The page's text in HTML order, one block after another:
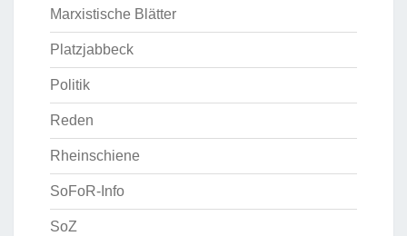
Marxistische Blätter
Platzjabbeck
Politik
Reden
Rheinschiene
SoFoR-Info
SoZ